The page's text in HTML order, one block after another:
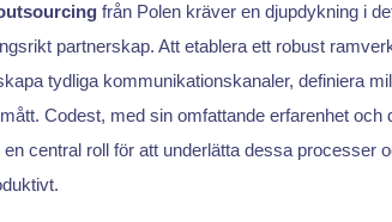
från Polen kräver en djupdykning i
partnerskap. Att etablera ett robust
tydliga kommunikationskanaler, definiera
Codest, med sin omfattande erfarenhet och
central roll för att underlätta dessa processer